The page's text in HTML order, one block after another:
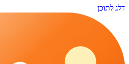
דלג לתוכן